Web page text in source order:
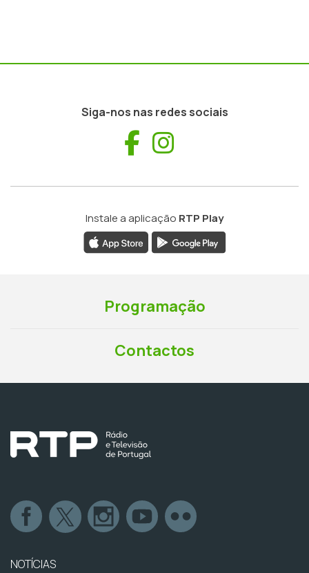
Siga-nos nas redes sociais
Facebook
Instale a aplicação RTP Play
Programação
Contactos
NOTÍCIAS